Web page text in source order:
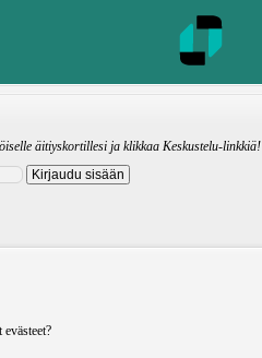
äitiyskortillesi ja klikkaa Keskustelu-linkkiä!